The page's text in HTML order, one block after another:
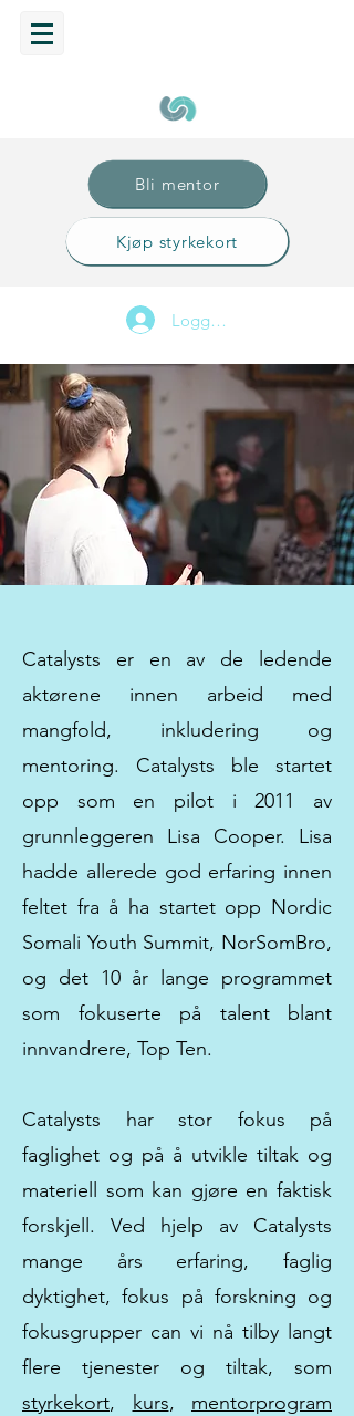
Bli mentor
Kjøp styrkekort
Logg inn
Catalysts er en av de ledende
aktørene innen arbeid med
mangfold, inkludering og
mentoring. Catalysts ble startet
opp som en pilot i 2011 av
grunnleggeren Lisa Cooper. Lisa
hadde allerede god erfaring innen
feltet fra å ha startet opp Nordic
Somali Youth Summit, NorSomBro,
og det 10 år lange programmet
som fokuserte på talent blant
innvandrere, Top Ten.
Catalysts har stor fokus på
faglighet og på å utvikle tiltak og
materiell som kan gjøre en faktisk
forskjell. Ved hjelp av Catalysts
mange års erfaring, faglig
dyktighet, fokus på forskning og
fokusgrupper can vi nå tilby langt
flere tjenester og tiltak, som
styrkekort, kurs, mentorprogram